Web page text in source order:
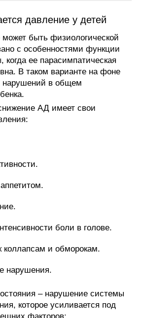
давление у детей
быть физиологической
с особенностями функции
когда ее парасимпатическая
В таком варианте на фоне
нарушений в общем
АД имеет свои
боли в голове.
коллапсам и обморокам.
нарушения.
– нарушение системы
которое усиливается под